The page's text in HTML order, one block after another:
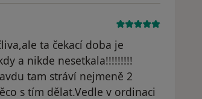
ta čekací doba je
a nikde nesetkala!!!!!!!!!
tam stráví nejmeně 2
s tím dělat.Vedle v ordinaci